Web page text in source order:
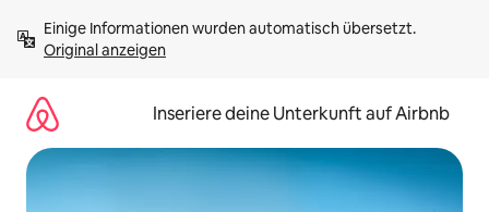
Inhalten
springenOriginal anzeigen
Inseriere deine Unterkunft auf Airbnb